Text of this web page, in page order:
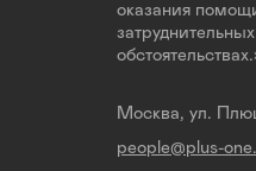
оказания
Москва, ул.
people@plus-